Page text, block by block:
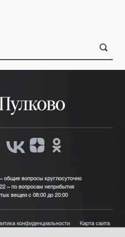
общие вопросы круглосуточно
– по вопросам неприбытия
вещей с 08:00 до 20:00
конфиденциальности Карта сайта